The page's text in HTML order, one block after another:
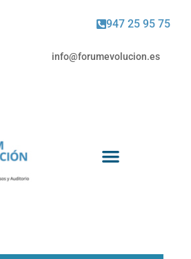
947 25 95 75
info@forumevolucion.es